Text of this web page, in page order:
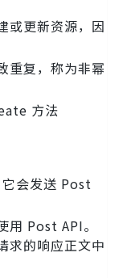
或更新资源，因
重复，称为非幂
方法
会发送 Post
用 Post API。
求的响应正文中